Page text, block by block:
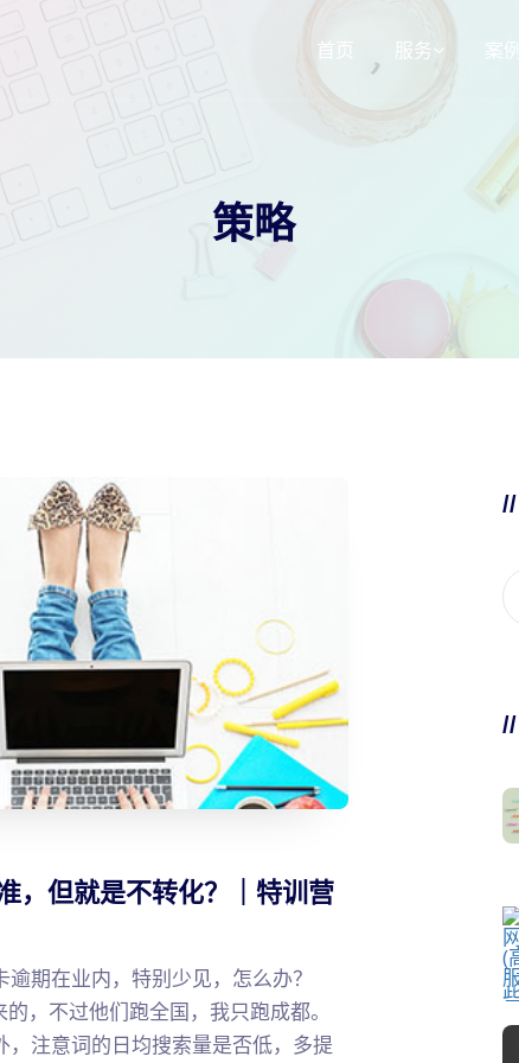
首页 服务
响应式网站建
3d选装配置器
案
策略
，但就是不转化？｜特训营
期在业内，特别少见，怎么办？
，不过他们跑全国，我只跑成都。
注意词的日均搜索量是否低，多提